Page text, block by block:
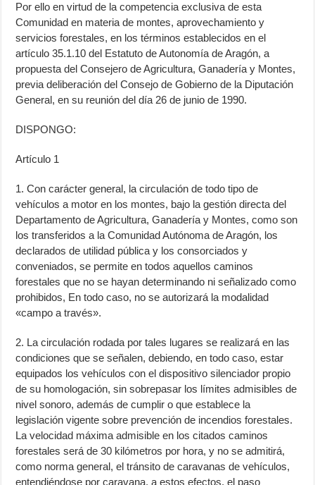
Por ello en virtud de la competencia exclusiva de esta
Comunidad en materia de montes, aprovechamiento y
servicios forestales, en los términos establecidos en el
artículo 35.1.10 del Estatuto de Autonomía de Aragón, a
propuesta del Consejero de Agricultura, Ganadería y Montes,
previa deliberación del Consejo de Gobierno de la Diputación
General, en su reunión del día 26 de junio de 1990.
DISPONGO:
Artículo 1
1. Con carácter general, la circulación de todo tipo de
vehículos a motor en los montes, bajo la gestión directa del
Departamento de Agricultura, Ganadería y Montes, como son
los transferidos a la Comunidad Autónoma de Aragón, los
declarados de utilidad pública y los consorciados y
conveniados, se permite en todos aquellos caminos
forestales que no se hayan determinando ni señalizado como
prohibidos, En todo caso, no se autorizará la modalidad
«campo a través».
2. La circulación rodada por tales lugares se realizará en las
condiciones que se señalen, debiendo, en todo caso, estar
equipados los vehículos con el dispositivo silenciador propio
de su homologación, sin sobrepasar los límites admisibles de
nivel sonoro, además de cumplir o que establece la
legislación vigente sobre prevención de incendios forestales.
La velocidad máxima admisible en los citados caminos
forestales será de 30 kilómetros por hora, y no se admitirá,
como norma general, el tránsito de caravanas de vehículos,
entendiéndose por caravana, a estos efectos, el paso